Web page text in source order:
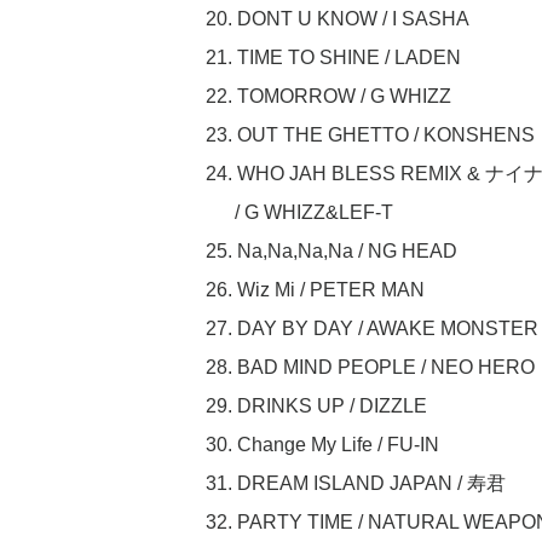
20. DONT U KNOW / I SASHA
21. TIME TO SHINE / LADEN
22. TOMORROW / G WHIZZ
23. OUT THE GHETTO / KONSHENS
24. WHO JAH BLESS REMIX & ナイ
/ G WHIZZ&LEF-T
25. Na,Na,Na,Na / NG HEAD
26. Wiz Mi / PETER MAN
27. DAY BY DAY / AWAKE MONSTER
28. BAD MIND PEOPLE / NEO HERO
29. DRINKS UP / DIZZLE
30. Change My Life / FU-IN
31. DREAM ISLAND JAPAN / 寿君
32. PARTY TIME / NATURAL